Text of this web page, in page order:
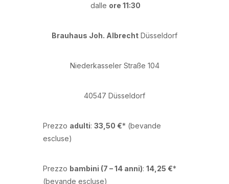
dalle ore 11:30
Brauhaus Joh. Albrecht Düsseldorf
Niederkasseler Straße 104
40547 Düsseldorf
Prezzo adulti: 33,50 €* (bevande
escluse)
Prezzo bambini (7 – 14 anni): 14,25 €*
(bevande escluse)